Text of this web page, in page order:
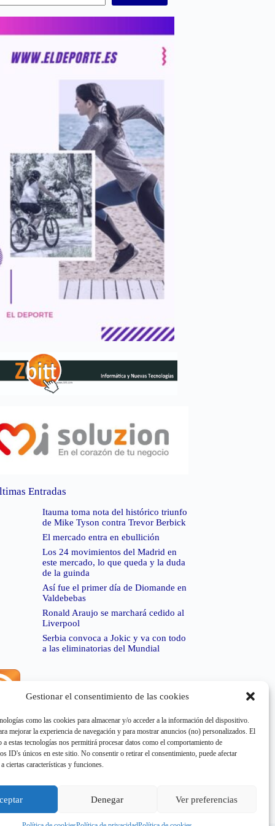
Gestionar el consentimiento de las cookies
como las cookies para almacenar y/o acceder a la información del dispositivo.
mejorar la experiencia de navegación y para mostrar anuncios (no) personalizados. El
a estas tecnologías nos permitirá procesar datos como el comportamiento de
ID's únicos en este sitio. No consentir o retirar el consentimiento, puede afectar
ciertas características y funciones.
Denegar Ver preferencias
Entradas
Itauma toma nota del histórico triunfo
de Mike Tyson contra Trevor Berbick
El mercado entra en ebullición
Los 24 movimientos del Madrid en
este mercado, lo que queda y la duda
de la guinda
Así fue el primer día de Diomande en
Valdebebas
Ronald Araujo se marchará cedido al
Liverpool
Serbia convoca a Jokic y va con todo
a las eliminatorias del Mundial
de RSS:Retrieved unsupported status code